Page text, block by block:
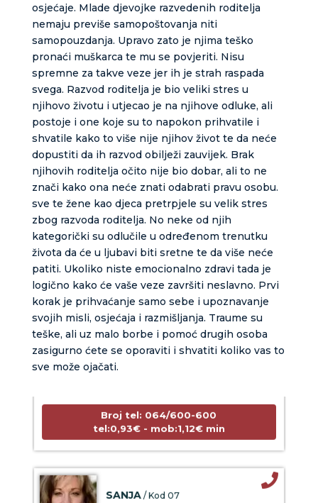
osjećaje. Mlade djevojke razvedenih roditelja
nemaju previše samopoštovanja niti
samopouzdanja. Upravo zato je njima teško
pronaći muškarca te mu se povjeriti. Nisu
spremne za takve veze jer ih je strah raspada
svega. Razvod roditelja je bio veliki stres u
njihovo životu i utjecao je na njihove odluke, ali
postoje i one koje su to napokon prihvatile i
shvatile kako to više nije njihov život te da neće
dopustiti da ih razvod obilježi zauvijek. Brak
njihovih roditelja očito nije bio dobar, ali to ne
znači kako ona neće znati odabrati pravu osobu.
sve te žene kao djeca pretrpjele su velik stres
zbog razvoda roditelja. No neke od njih
kategorički su odlučile u određenom trenutku
života da će u ljubavi biti sretne te da više neće
patiti. Ukoliko niste emocionalno zdravi tada je
logično kako će vaše veze završiti neslavno. Prvi
korak je prihvaćanje samo sebe i upoznavanje
svojih misli, osjećaja i razmišljanja. Traume su
teške, ali uz malo borbe i pomoć drugih osoba
zasigurno ćete se oporaviti i shvatiti koliko vas to
sve može ojačati.
NIVES / Kod 20
Tarot savjetnik je zauzet
Broj tel: 064/600-600
tel:0,93€ - mob:1,12€ min